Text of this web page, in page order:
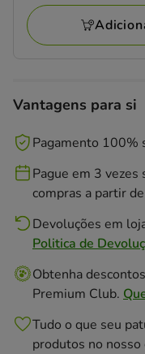
avaliações
8.13€
Vantagens para si
Pagamento 100%
Pague em 3
compras a partir
Devoluções em
Politica de
Obtenha
Premium Club.
Tudo o que seu
produtos no nosso